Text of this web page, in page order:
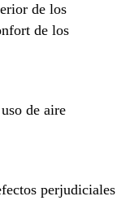
de los
de los
de aire
perjudiciales